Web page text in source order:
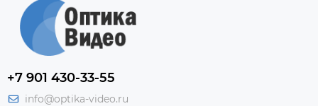
+7 901 430-33-55
info@optika-video.ru